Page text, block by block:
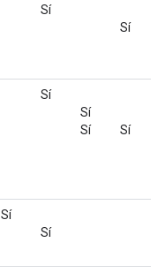
Sí
Sí
Sí
Sí
Sí
Sí
Sí
Sí